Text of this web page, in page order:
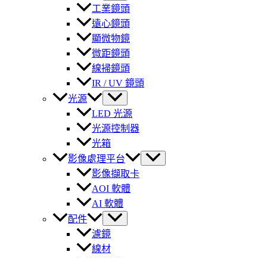
工業鏡頭
遠心鏡頭
顯微物鏡
微距鏡頭
線掃鏡頭
IR / UV 鏡頭
光源
LED 光源
光源控制器
光箱
影像處理平台
影像擷取卡
AOI 軟體
AI 軟體
配件
濾鏡
線材